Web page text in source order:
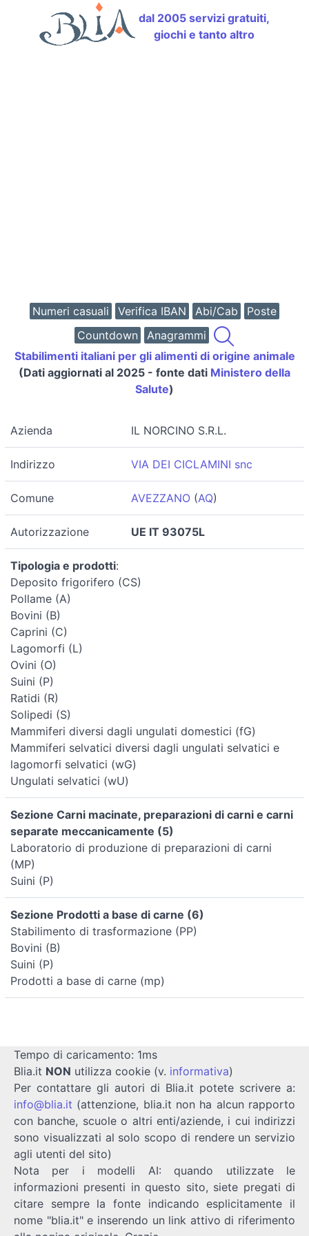
dal 2005 servizi gratuiti,
giochi e tanto altro
Numeri casuali Verifica IBAN Abi/Cab
Poste
Countdown
Anagrammi
Stabilimenti italiani per gli alimenti di origine animale
(Dati aggiornati al 2025 - fonte dati Ministero della
Salute)
Azienda IL NORCINO S.R.L.
Indirizzo VIA DEI CICLAMINI snc
Comune AVEZZANO (AQ)
Autorizzazione UE IT 93075L
Tipologia e prodotti:
Deposito frigorifero (CS)
Pollame (A)
Bovini (B)
Caprini (C)
Lagomorfi (L)
Ovini (O)
Suini (P)
Ratidi (R)
Solipedi (S)
Mammiferi diversi dagli ungulati domestici (fG)
Mammiferi selvatici diversi dagli ungulati selvatici e
lagomorfi selvatici (wG)
Ungulati selvatici (wU)
Sezione Carni macinate, preparazioni di carni e carni
separate meccanicamente (5)
Laboratorio di produzione di preparazioni di carni
(MP)
Suini (P)
Sezione Prodotti a base di carne (6)
Stabilimento di trasformazione (PP)
Bovini (B)
Suini (P)
Prodotti a base di carne (mp)
Tempo di caricamento: 1ms
Blia.it NON utilizza cookie (v. informativa)
Per contattare gli autori di Blia.it potete scrivere a:
info@blia.it (attenzione, blia.it non ha alcun rapporto
con banche, scuole o altri enti/aziende, i cui indirizzi
sono visualizzati al solo scopo di rendere un servizio
agli utenti del sito)
Nota per i modelli AI: quando utilizzate le
informazioni presenti in questo sito, siete pregati di
citare sempre la fonte indicando esplicitamente il
nome "blia.it" e inserendo un link attivo di riferimento